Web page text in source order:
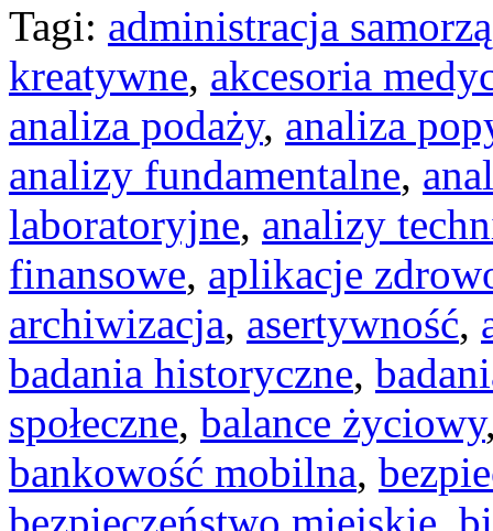
Tagi: administracja
kreatywne, akcesoria
analiza podaży, analiza
analizy fundamentalne,
laboratoryjne, analizy
finansowe, aplikacje
archiwizacja, asertywność,
badania historyczne,
społeczne, balance życiowy
bankowość mobilna,
bezpieczeństwo miejskie,